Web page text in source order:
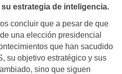
estrategia de inteligencia.
concluir que a pesar de que
una elección presidencial
que han sacudido
su objetivo estratégico y sus
sino que siguen